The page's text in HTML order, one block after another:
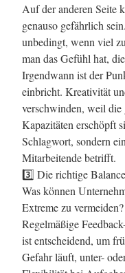
Auf der anderen Seite
genauso gefährlich
unbedingt, wenn viel
man das Gefühl hat,
Irgendwann ist der
einbricht. Kreativität
verschwinden, weil die
Kapazitäten erschöpft
Schlagwort, sondern
Mitarbeitende betrifft.
3️⃣ Die richtige
Was können
Extreme zu vermeiden?
Regelmäßige
ist entscheidend, um
Gefahr läuft, unter-